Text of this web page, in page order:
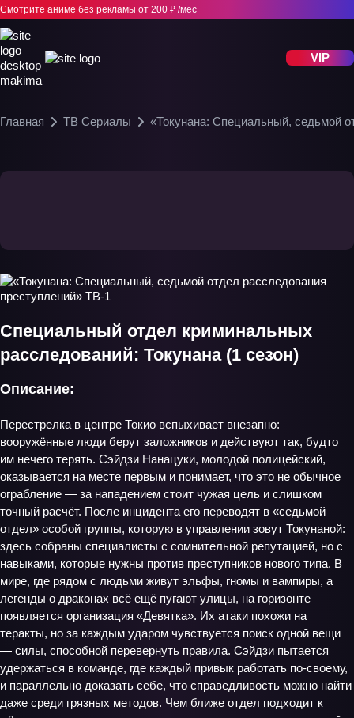
Смотрите аниме без рекламы от 200 ₽ /мес
VIP
Главная ТВ Сериалы «Токунана: Специальный, седьмой
Специальный отдел криминальных
расследований: Токунана (1 сезон)
Описание:
Перестрелка в центре Токио вспыхивает внезапно:
вооружённые люди берут заложников и действуют так, будто
им нечего терять. Сэйдзи Нанацуки, молодой полицейский,
оказывается на месте первым и понимает, что это не обычное
ограбление — за нападением стоит чужая цель и слишком
точный расчёт. После инцидента его переводят в «седьмой
отдел» особой группы, которую в управлении зовут Токунаной:
здесь собраны специалисты с сомнительной репутацией, но с
навыками, которые нужны против преступников нового типа. В
мире, где рядом с людьми живут эльфы, гномы и вампиры, а
легенды о драконах всё ещё пугают улицы, на горизонте
появляется организация «Девятка». Их атаки похожи на
теракты, но за каждым ударом чувствуется поиск одной вещи
— силы, способной перевернуть правила. Сэйдзи пытается
удержаться в команде, где каждый привык работать по‑своему,
и параллельно доказать себе, что справедливость можно найти
даже среди грязных методов. Чем ближе отдел подходит к